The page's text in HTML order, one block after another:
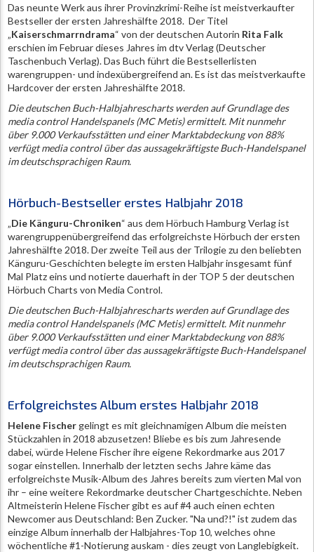
Das neunte Werk aus ihrer Provinzkrimi-Reihe ist meistverkaufter
Bestseller der ersten Jahreshälfte 2018. Der Titel
„Kaiserschmarrndrama“ von der deutschen Autorin Rita Falk
erschien im Februar dieses Jahres im dtv Verlag (Deutscher
Taschenbuch Verlag). Das Buch führt die Bestsellerlisten
warengruppen- und indexübergreifend an. Es ist das meistverkaufte
Hardcover der ersten Jahreshälfte 2018.
Die deutschen Buch-Halbjahrescharts werden auf Grundlage des
media control Handelspanels (MC Metis) ermittelt. Mit nunmehr
über 9.000 Verkaufsstätten und einer Marktabdeckung von 88%
verfügt media control über das aussagekräftigste Buch-Handelspanel
im deutschsprachigen Raum.
Hörbuch-Bestseller erstes Halbjahr 2018
„Die Känguru-Chroniken“ aus dem Hörbuch Hamburg Verlag ist
warengruppenübergreifend das erfolgreichste Hörbuch der ersten
Jahreshälfte 2018. Der zweite Teil aus der Trilogie zu den beliebten
Känguru-Geschichten belegte im ersten Halbjahr insgesamt fünf
Mal Platz eins und notierte dauerhaft in der TOP 5 der deutschen
Hörbuch Charts von Media Control.
Die deutschen Buch-Halbjahrescharts werden auf Grundlage des
media control Handelspanels (MC Metis) ermittelt. Mit nunmehr
über 9.000 Verkaufsstätten und einer Marktabdeckung von 88%
verfügt media control über das aussagekräftigste Buch-Handelspanel
im deutschsprachigen Raum.
Erfolgreichstes Album erstes Halbjahr 2018
Helene Fischer gelingt es mit gleichnamigen Album die meisten
Stückzahlen in 2018 abzusetzen! Bliebe es bis zum Jahresende
dabei, würde Helene Fischer ihre eigene Rekordmarke aus 2017
sogar einstellen. Innerhalb der letzten sechs Jahre käme das
erfolgreichste Musik-Album des Jahres bereits zum vierten Mal von
ihr – eine weitere Rekordmarke deutscher Chartgeschichte. Neben
Altmeisterin Helene Fischer gibt es auf #4 auch einen echten
Newcomer aus Deutschland: Ben Zucker. "Na und?!" ist zudem das
einzige Album innerhalb der Halbjahres-Top 10, welches ohne
wöchentliche #1-Notierung auskam - dies zeugt von Langlebigkeit.